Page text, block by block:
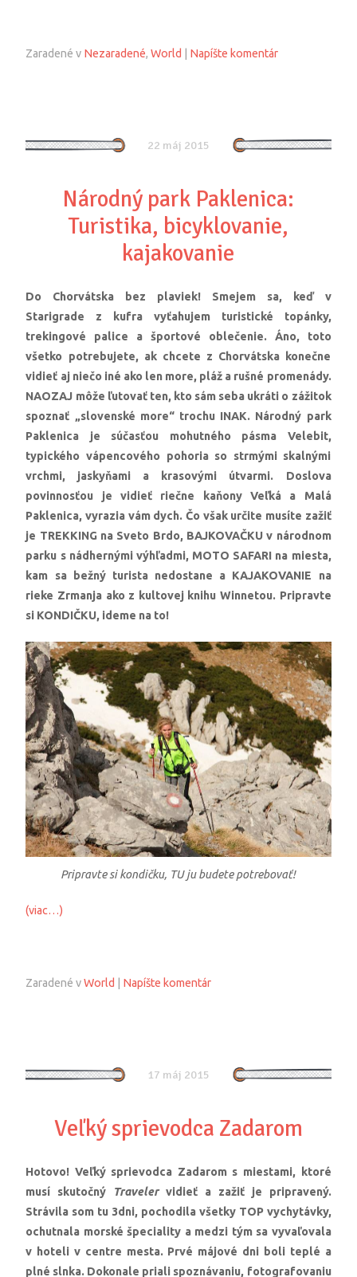
Zaradené v Nezaradené,World Napíšte komentár
22 máj 2015
Národný park Paklenica:
Turistika, bicyklovanie,
kajakovanie
Do Chorvátska bez plaviek! Smejem sa, keď v
Starigrade z kufra vyťahujem turistické topánky,
trekingové palice a športové oblečenie. Áno, toto
všetko potrebujete, ak chcete z Chorvátska konečne
vidieť aj niečo iné ako len more, pláž a rušné promenády.
NAOZAJ môže ľutovať ten, kto sám seba ukráti o zážitok
spoznať „slovenské more“ trochu INAK. Národný park
Paklenica je súčasťou mohutného pásma Velebit,
typického vápencového pohoria so strmými skalnými
vrchmi, jaskyňami a krasovými útvarmi. Doslova
povinnosťou je vidieť riečne kaňony Veľká a Malá
Paklenica, vyrazia vám dych. Čo však určite musíte zažiť
je TREKKING na Sveto Brdo, BAJKOVAČKU v národnom
parku s nádhernými výhľadmi, MOTO SAFARI na miesta,
kam sa bežný turista nedostane a KAJAKOVANIE na
rieke Zrmanja ako z kultovej knihu Winnetou. Pripravte
si KONDIČKU, ideme na to!
Pripravte si kondičku, TU ju budete potrebovať!
(viac…)
Zaradené vWorld Napíšte komentár
17 máj 2015
Veľký sprievodca Zadarom
Hotovo! Veľký sprievodca Zadarom s miestami, ktoré
musí skutočný
Travelervidieť a zažiť je pripravený.
Strávila som tu 3dni, pochodila všetky TOP vychytávky,
ochutnala morské špeciality a medzi tým sa vyvaľovala
v hoteli v centre mesta. Prvé májové dni boli teplé a
plné slnka. Dokonale priali spoznávaniu, fotografovaniu